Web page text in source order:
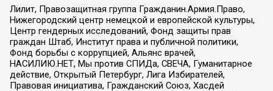
Лилит, Правозащитная группа Гражданин.Армия.Право,
Нижегородский центр немецкой и европейской культуры,
Центр гендерных исследований, Фонд защиты прав
граждан Штаб, Институт права и публичной политики,
Фонд борьбы с коррупцией, Альянс врачей,
НАСИЛИЮ.НЕТ, Мы против СПИДа, СВЕЧА, Гуманитарное
действие, Открытый Петербург, Лига Избирателей,
Правовая инициатива, Гражданский Союз, Хасдей